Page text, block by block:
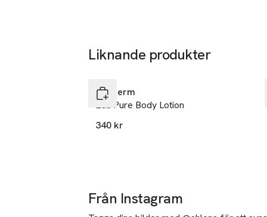
Liknande produkter
Biotherm
Eau Pure Body Lotion
340 kr
Från Instagram